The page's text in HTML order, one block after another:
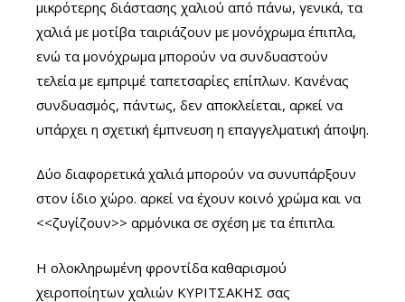
μικρότερης διάστασης χαλιού από πάνω, γενικά, τα
χαλιά με μοτίβα ταιριάζουν με μονόχρωμα έπιπλα,
ενώ τα μονόχρωμα μπορούν να συνδυαστούν
τελεία με εμπριμέ ταπετσαρίες επίπλων. Κανένας
συνδυασμός, πάντως, δεν αποκλείεται, αρκεί να
υπάρχει η σχετική έμπνευση η επαγγελματική άποψη.
Δύο διαφορετικά χαλιά μπορούν να συνυπάρξουν
στον ίδιο χώρο. αρκεί να έχουν κοινό χρώμα και να
<<ζυγίζουν>> αρμόνικα σε σχέση με τα έπιπλα.
Η ολοκληρωμένη φροντίδα καθαρισμού
χειροποίητων χαλιών ΚΥΡΙΤΣΑΚΗΣ σας